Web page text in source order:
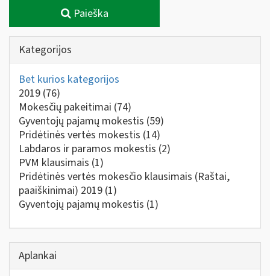
Paieška
Kategorijos
Bet kurios kategorijos
2019 (76)
Mokesčių pakeitimai (74)
Gyventojų pajamų mokestis (59)
Pridėtinės vertės mokestis (14)
Labdaros ir paramos mokestis (2)
PVM klausimais (1)
Pridėtinės vertės mokesčio klausimais (Raštai,
paaiškinimai) 2019 (1)
Gyventojų pajamų mokestis (1)
Aplankai